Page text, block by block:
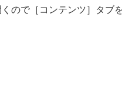
ので［コンテンツ］タブ